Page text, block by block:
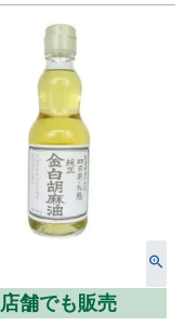
店舗でも販売